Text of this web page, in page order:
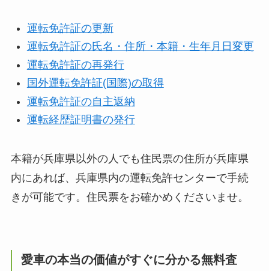
運転免許証の更新
運転免許証の氏名・住所・本籍・生年月日変更
運転免許証の再発行
国外運転免許証(国際)の取得
運転免許証の自主返納
運転経歴証明書の発行
本籍が兵庫県以外の人でも住民票の住所が兵庫県
内にあれば、兵庫県内の運転免許センターで手続
きが可能です。住民票をお確かめくださいませ。
愛車の本当の価値がすぐに分かる無料査